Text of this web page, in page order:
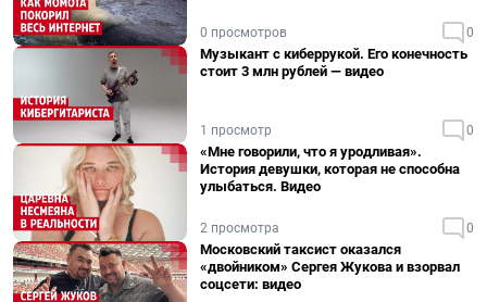
0 просмотров 0
Музыкант с киберрукой. Его конечность
стоит 3 млн рублей — видео
1 просмотр 0
«Мне говорили, что я уродливая».
История девушки, которая не способна
улыбаться. Видео
2 просмотра 0
Московский таксист оказался
«двойником» Сергея Жукова и взорвал
соцсети: видео